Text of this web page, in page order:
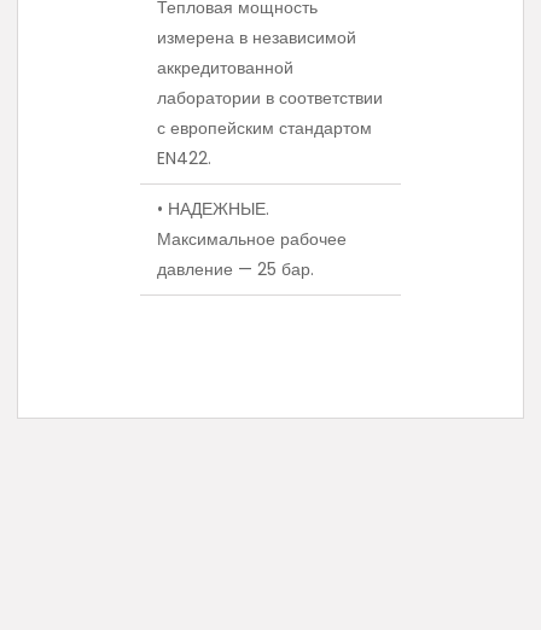
Тепловая мощность
измерена в независимой
аккредитованной
лаборатории в соответствии
с европейским стандартом
EN422.
• НАДЕЖНЫЕ.
Максимальное рабочее
давление — 25 бар.